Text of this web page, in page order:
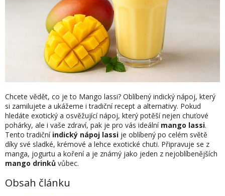
Chcete vědět, co je to Mango lassi? Oblíbený indický nápoj, který
si zamilujete a ukážeme i tradiční recept a alternativy. Pokud
hledáte exotický a osvěžující nápoj, který potěší nejen chuťové
pohárky, ale i vaše zdraví, pak je pro vás ideální mango lassi.
Tento tradiční indický nápoj lassi je oblíbený po celém světě
díky své sladké, krémové a lehce exotické chuti. Připravuje se z
manga, jogurtu a koření a je známý jako jeden z nejoblíbenějších
mango drinků vůbec.
Obsah článku